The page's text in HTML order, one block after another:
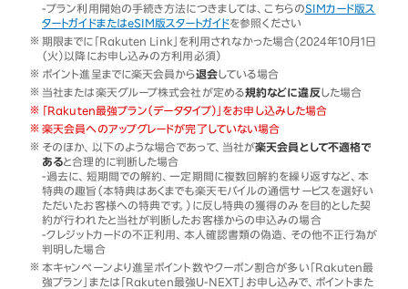
-プラン利用開始の手続き方法につきましては、こちらのSIMカード版ス
タートガイドまたはeSIM版スタートガイドを参照ください
期限までに「Rakuten Link」を利用されなかった場合（2024年10月1日
（火）以降にお申し込みの方利用必須）
ポイント進呈までに楽天会員から退会している場合
当社または楽天グループ株式会社が定める規約などに違反した場合
「Rakuten最強プラン（データタイプ）」をお申し込みした場合
楽天会員へのアップグレードが完了していない場合
そのほか、以下のような場合であって、当社が楽天会員として不適格で
あると合理的に判断した場合
-過去に、短期間での解約、一定期間に複数回解約を繰り返すなど、本
特典の趣旨（本特典はあくまでも楽天モバイルの通信サービスを選好い
ただいたお客様への特典です。）に反し特典の獲得のみを目的とした契
約が行われたと当社が判断したお客様からの申込みの場合
-クレジットカードの不正利用、本人確認書類の偽造、その他不正行為が
判明した場合
本キャンペーンより進呈ポイント数やクーポン割合が多い「Rakuten最
強プラン」または「Rakuten最強U-NEXT」お申し込みで、ポイントまた